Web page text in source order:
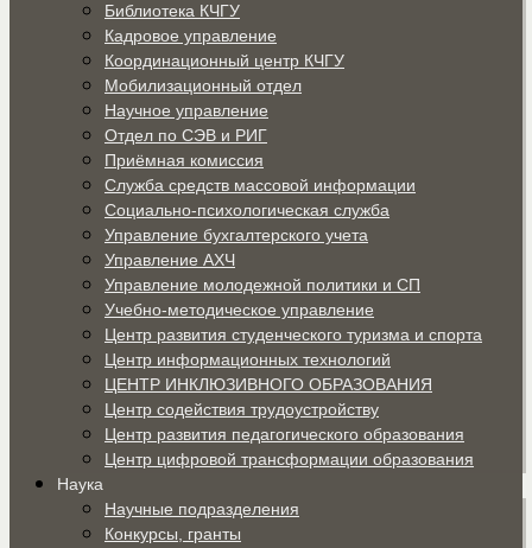
Библиотека КЧГУ
Кадровое управление
Координационный центр КЧГУ
Мобилизационный отдел
Научное управление
Отдел по СЭВ и РИГ
Приёмная комиссия
Служба средств массовой информации
Социально-психологическая служба
Управление бухгалтерского учета
Управление АХЧ
Управление молодежной политики и СП
Учебно-методическое управление
Центр развития студенческого туризма и спорта
Центр информационных технологий
ЦЕНТР ИНКЛЮЗИВНОГО ОБРАЗОВАНИЯ
Центр содействия трудоустройству
Центр развития педагогического образования
Центр цифровой трансформации образования
Наука
Научные подразделения
Конкурсы, гранты